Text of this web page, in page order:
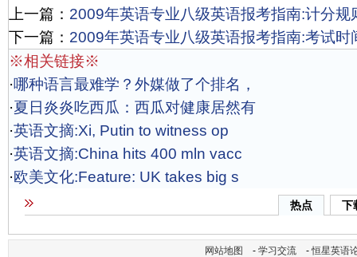
上一篇： 2009年英语专业八级英语报考指南:计分规
下一篇： 2009年英语专业八级英语报考指南:考试时
※相关链接※
·哪种语言最难学？外媒做了个排名，
·夏日炎炎吃西瓜：西瓜对健康居然有
·英语文摘:Xi, Putin to witness op
·英语文摘:China hits 400 mln vacc
·欧美文化:Feature: UK takes big s
热点 下
网站地图 - 学习交流 -恒星英语